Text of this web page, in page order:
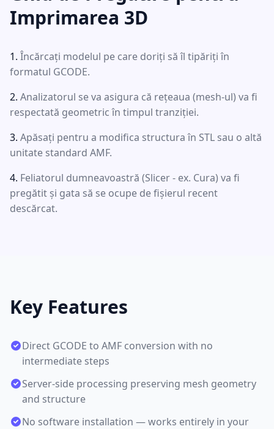
Imprimarea 3D
Încărcați modelul pe care doriți să îl tipăriți în
formatul GCODE.
Analizatorul se va asigura că rețeaua (mesh-ul) va fi
respectată geometric în timpul tranziției.
Apăsați pentru a modifica structura în STL sau o altă
unitate standard AMF.
Feliatorul dumneavoastră (Slicer - ex. Cura) va fi
pregătit și gata să se ocupe de fișierul recent
descărcat.
Key Features
Direct GCODE to AMF conversion with no
intermediate steps
Server-side processing preserving mesh geometry
and structure
No software installation — works entirely in your